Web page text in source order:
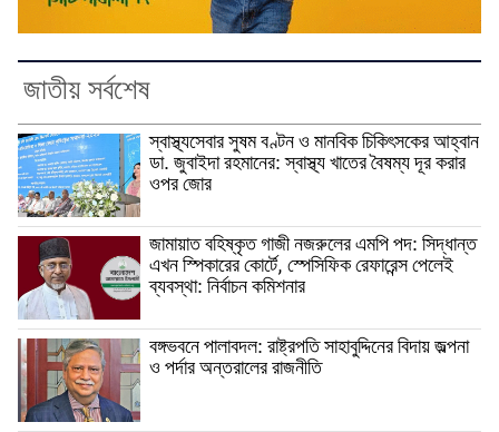
জাতীয় সর্বশেষ
স্বাস্থ্যসেবার সুষম বণ্টন ও মানবিক চিকিৎসকের আহ্বান
ডা. জুবাইদা রহমানের: স্বাস্থ্য খাতের বৈষম্য দূর করার
ওপর জোর
জামায়াত বহিষ্কৃত গাজী নজরুলের এমপি পদ: সিদ্ধান্ত
এখন স্পিকারের কোর্টে, স্পেসিফিক রেফারেন্স পেলেই
ব্যবস্থা: নির্বাচন কমিশনার
বঙ্গভবনে পালাবদল: রাষ্ট্রপতি সাহাবুদ্দিনের বিদায় জল্পনা
ও পর্দার অন্তরালের রাজনীতি